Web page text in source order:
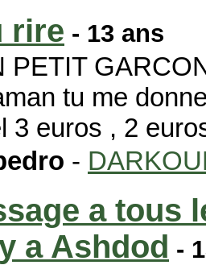
rire - 13 ans
PETIT
tu me
3 euros , 2
-
a tous
a Ashdod -